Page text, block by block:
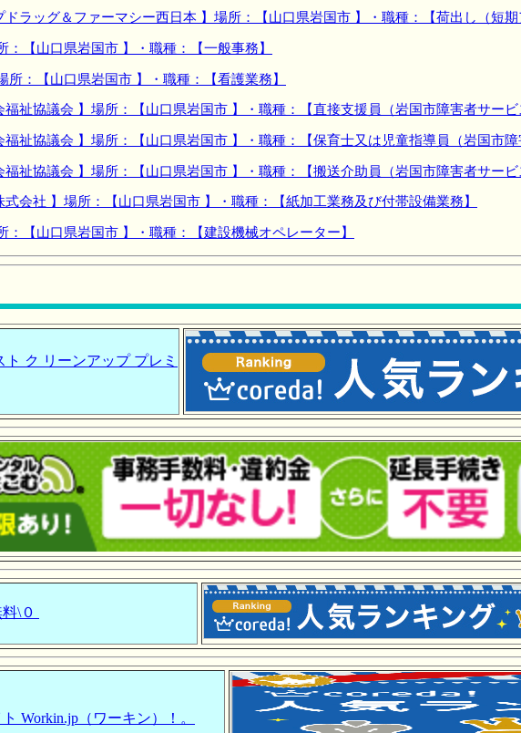
ラッグ＆ファーマシー西日本 】場所：【山口県岩国市 】・職種：【荷出し（短期
【山口県岩国市 】・職種：【一般事務】
：【山口県岩国市 】・職種：【看護業務】
祉協議会 】場所：【山口県岩国市 】・職種：【直接支援員（岩国市障害者サービ
祉協議会 】場所：【山口県岩国市 】・職種：【保育士又は児童指導員（岩国市障
祉協議会 】場所：【山口県岩国市 】・職種：【搬送介助員（岩国市障害者サービ
会社 】場所：【山口県岩国市 】・職種：【紙加工業務及び付帯設備業務】
【山口県岩国市 】・職種：【建設機械オペレーター】
ク リーンアップ プレミ
\０
Workin.jp（ワーキン）！。